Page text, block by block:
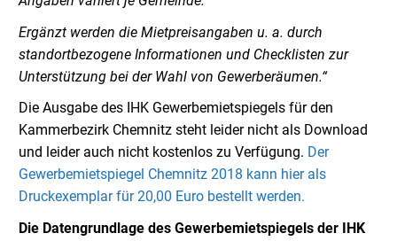
Ergänzt werden die Mietpreisangaben u. a. durch
standortbezogene Informationen und Checklisten zur
Unterstützung bei der Wahl von Gewerberäumen.“
Die Ausgabe des IHK Gewerbemietspiegels für den
Kammerbezirk Chemnitz steht leider nicht als Download
und leider auch nicht kostenlos zu Verfügung. Der
Gewerbemietspiegel Chemnitz 2018 kann hier als
Druckexemplar für 20,00 Euro bestellt werden.
Die Datengrundlage des Gewerbemietspiegels der IHK